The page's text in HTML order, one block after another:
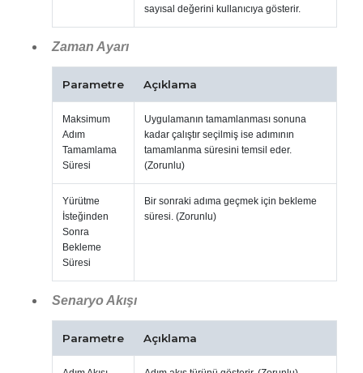
sayısal değerini kullanıcıya gösterir.
Zaman Ayarı
Parametre Açıklama
Maksimum
Adım
Tamamlama
Süresi
Uygulamanın tamamlanması sonuna
kadar çalıştır seçilmiş ise adımının
tamamlanma süresini temsil eder.
(Zorunlu)
Yürütme
İsteğinden
Sonra
Bekleme
Süresi
Bir sonraki adıma geçmek için bekleme
süresi. (Zorunlu)
Senaryo Akışı
Parametre Açıklama